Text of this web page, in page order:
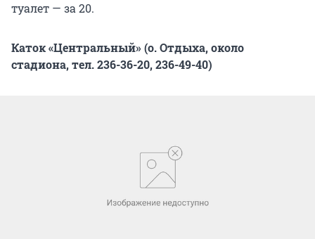
туалет — за 20.
Каток «Центральный» (о. Отдыха, около
стадиона, тел. 236-36-20, 236-49-40)